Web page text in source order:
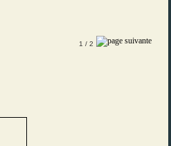
1 / 2